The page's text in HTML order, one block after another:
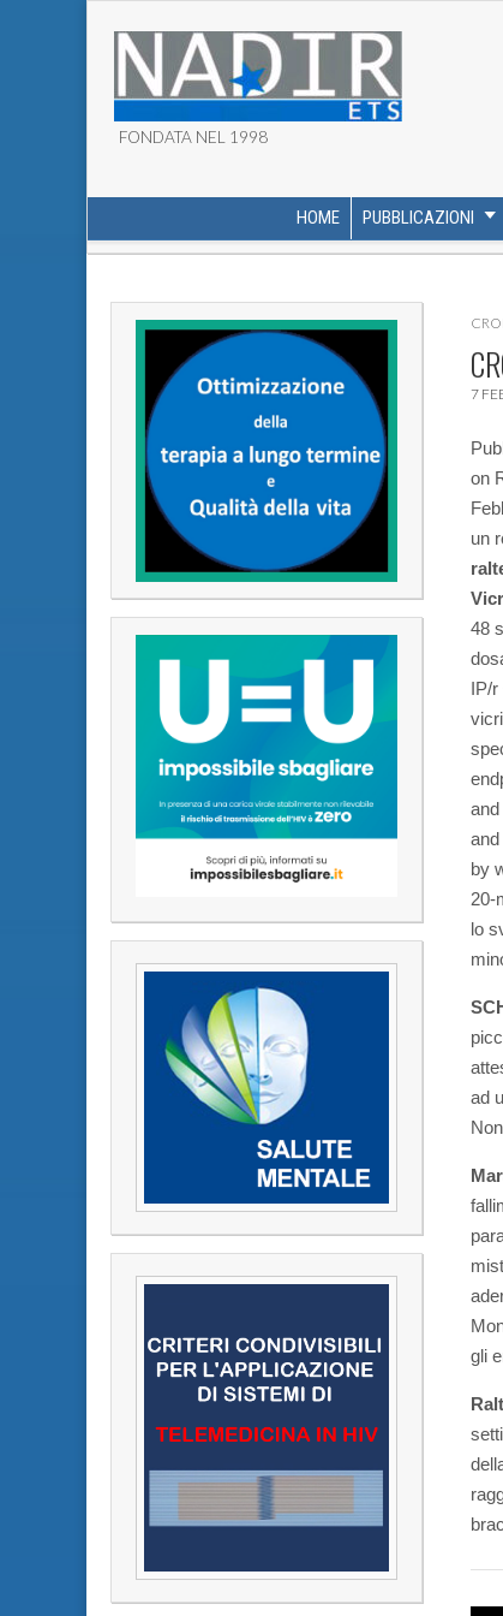
ASSOCIAZIONE
FONDATA NEL 1998
MAIN MENU
HOME PUBBLICAZIONI
SUB MENU
CROI
7
on
un
48
IP/r
by
20-
lo
ad
gli